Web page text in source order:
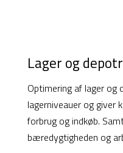
Lager og
Optimering af lager og
lagerniveauer og giver
forbrug og indkøb.
bæredygtigheden og